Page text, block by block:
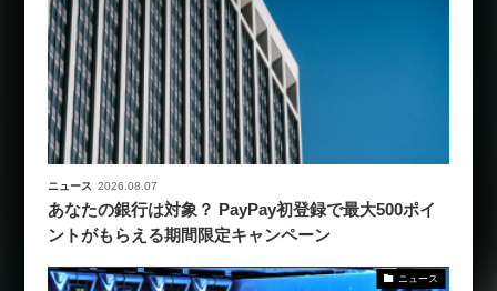
ニュース 2026.08.07
あなたの銀行は対象？ PayPay初登録で最大500ポイ
ントがもらえる期間限定キャンペーン
ニュース